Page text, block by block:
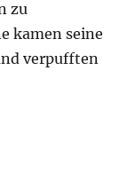
zu
kamen seine
verpufften